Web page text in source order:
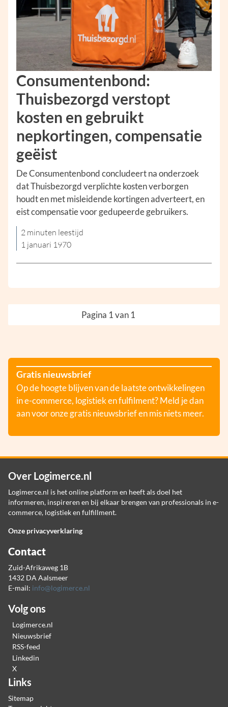
Consumentenbond:
Thuisbezorgd verstopt
kosten en gebruikt
nepkortingen, compensatie
geëist
De Consumentenbond concludeert na onderzoek
dat Thuisbezorgd verplichte kosten verborgen
houdt en met misleidende kortingen adverteert, en
eist compensatie voor gedupeerde gebruikers.
2 minuten leestijd
1 januari 1970
Pagina 1 van 1
Gratis nieuwsbrief
Op de hoogte blijven van de laatste ontwikkelingen
in e-commerce, logistiek en fulfilment? Meld je dan
aan voor onze gratis nieuwsbrief en mis niets meer.
Over Logimerce.nl
Logimerce.nl is het online platform en heeft als doel het
informeren, inspireren en bij elkaar brengen van professionals in e-
commerce, logistiek en fulfillment.
Onze privacyverklaring
Contact
Zuid-Afrikaweg 1B
1432 DA Aalsmeer
E-mail: info@logimerce.nl
Volg ons
Logimerce.nl
Nieuwsbrief
RSS-feed
Linkedin
X
Links
Sitemap